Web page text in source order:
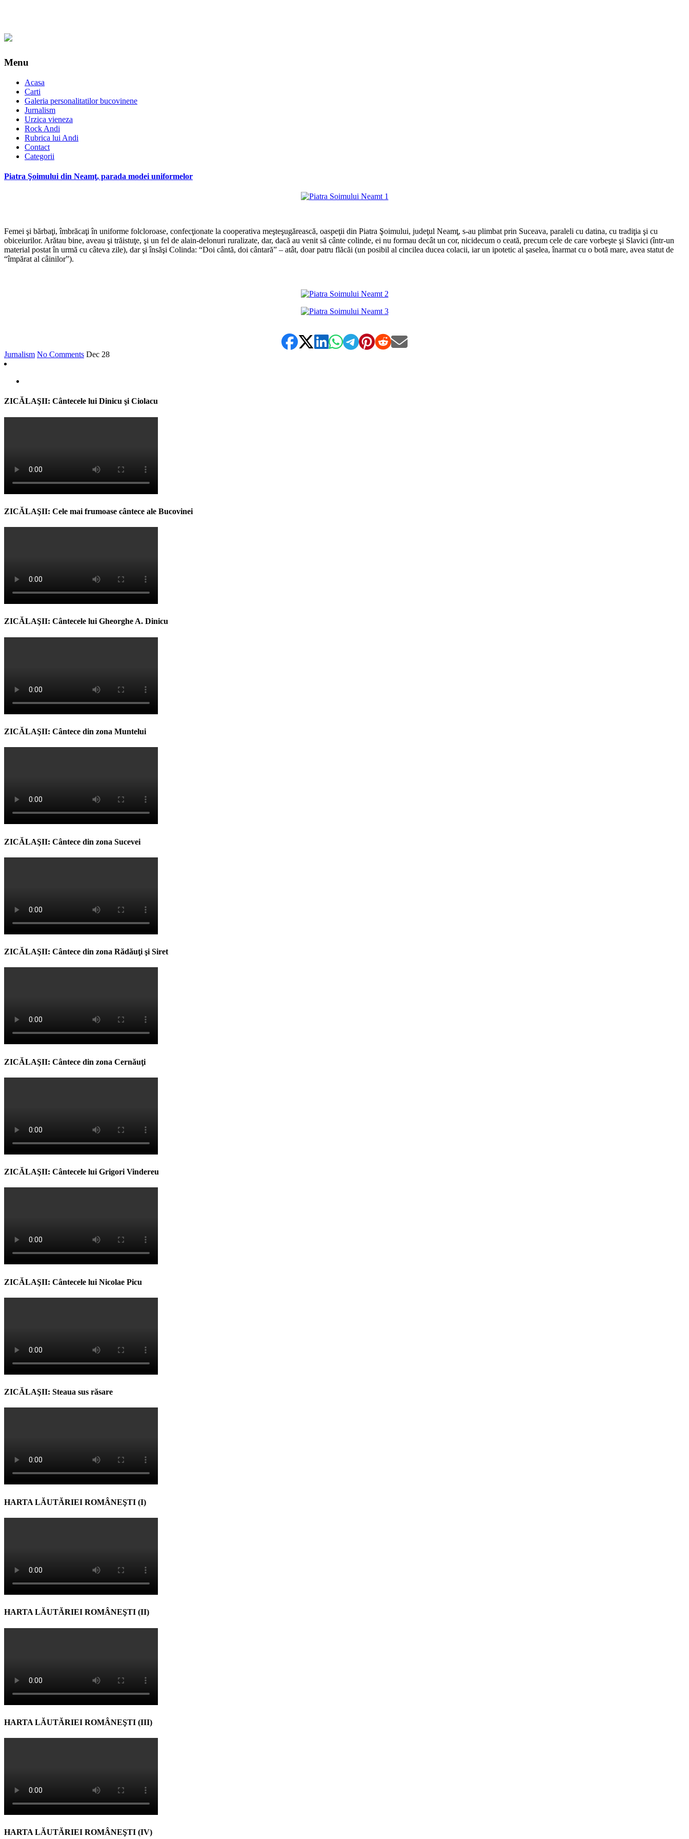
Menu
Acasa
Carti
Galeria personalitatilor bucovinene
Jurnalism
Urzica vieneza
Rock Andi
Rubrica lui Andi
Contact
Categorii
Piatra Şoimului din Neamţ, parada modei uniformelor
Femei şi bărbaţi, îmbrăcaţi în uniforme folcloroase, confecţionate la cooperativa meşteşugărească, oaspeţii din Piatra Şoimului, judeţul Neamţ, s-au plimbat prin Suceava, paraleli cu datina, cu tradiţia şi cu
obiceiurilor. Arătau bine, aveau şi trăistuţe, şi un fel de alain-delonuri ruralizate, dar, dacă au venit să cânte colinde, ei nu formau decât un cor, nicidecum o ceată, precum cele de care vorbeşte şi Slavici (într-un
material postat în urmă cu câteva zile), dar şi însăşi Colinda: “Doi cântă, doi cântară” – atât, doar patru flăcăi (un posibil al cincilea ducea colacii, iar un ipotetic al şaselea, înarmat cu o botă mare, avea statut de
“împărat al câinilor”).
Jurnalism No Comments Dec 28
ZICĂLAŞII: Cântecele lui Dinicu şi Ciolacu
ZICĂLAŞII: Cele mai frumoase cântece ale Bucovinei
ZICĂLAŞII: Cântecele lui Gheorghe A. Dinicu
ZICĂLAŞII: Cântece din zona Muntelui
ZICĂLAŞII: Cântece din zona Sucevei
ZICĂLAŞII: Cântece din zona Rădăuţi şi Siret
ZICĂLAŞII: Cântece din zona Cernăuţi
ZICĂLAŞII: Cântecele lui Grigori Vindereu
ZICĂLAŞII: Cântecele lui Nicolae Picu
ZICĂLAŞII: Steaua sus răsare
HARTA LĂUTĂRIEI ROMÂNEŞTI (I)
HARTA LĂUTĂRIEI ROMÂNEŞTI (II)
HARTA LĂUTĂRIEI ROMÂNEŞTI (III)
HARTA LĂUTĂRIEI ROMÂNEŞTI (IV)